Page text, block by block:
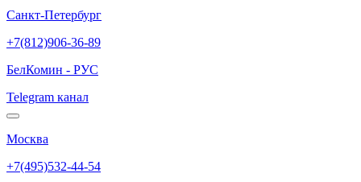
Санкт-Петербург
+7(812)906-36-89
БелКомин - РУС
Telegram канал
Москва
+7(495)532-44-54